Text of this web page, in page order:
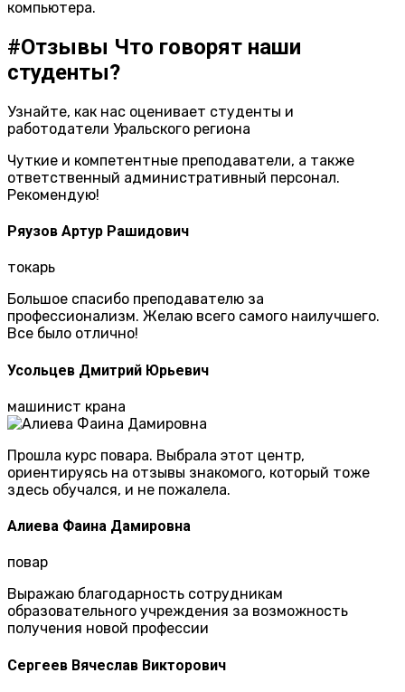
компьютера.
#Отзывы Что говорят наши
студенты?
Узнайте, как нас оценивает студенты и
работодатели Уральского региона
Чуткие и компетентные преподаватели, а также
ответственный административный персонал.
Рекомендую!
Ряузов Артур Рашидович
токарь
Большое спасибо преподавателю за
профессионализм. Желаю всего самого наилучшего.
Все было отлично!
Усольцев Дмитрий Юрьевич
машинист крана
Прошла курс повара. Выбрала этот центр,
ориентируясь на отзывы знакомого, который тоже
здесь обучался, и не пожалела.
Алиева Фаина Дамировна
повар
Выражаю благодарность сотрудникам
образовательного учреждения за возможность
получения новой профессии
Сергеев Вячеслав Викторович